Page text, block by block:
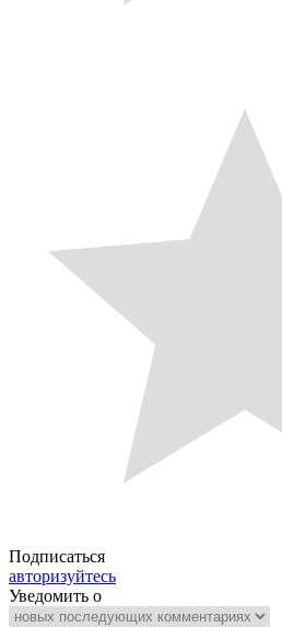
Подписаться
авторизуйтесь
Уведомить о